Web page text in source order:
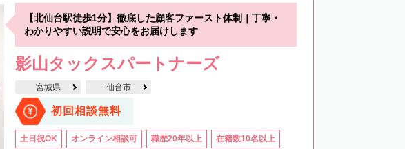
【北仙台駅徒歩1分】徹底した顧客ファースト体制｜丁寧・
わかりやすい説明で安心をお届けします
影山タックスパートナーズ
宮城県 仙台市
初回相談無料
土日祝OK オンライン相談可 職歴20年以上 在籍数10名以上